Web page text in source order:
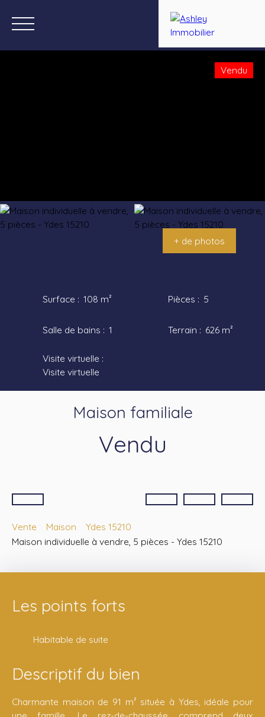
Vendu
+ de photos
Surface : 108 m² Pièces : 5
Salle de bains : 1 Terrain : 626 m²
Visite virtuelle :
Visite virtuelle
Maison familiale
Vendu
Vente Maison
Ydes 15210
Maison individuelle à vendre, 5 pièces - Ydes 15210
Les points forts
Habitable de suite
Descriptif du bien
Charmante maison de 91 m² située à Ydes, idéale pour